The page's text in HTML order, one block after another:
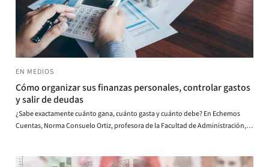
EN MEDIOS
Cómo organizar sus finanzas personales, controlar gastos
y salir de deudas
¿Sabe exactamente cuánto gana, cuánto gasta y cuánto debe? En Echemos
Cuentas, Norma Consuelo Ortiz, profesora de la Facultad de Administración,